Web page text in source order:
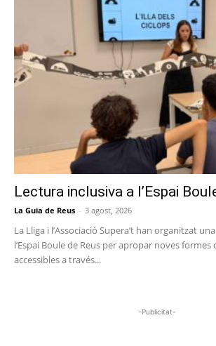
Lectura inclusiva a l’Espai
La Guia de Reus - 3 agost, 2026
La Lliga i l’Associació Supera’t han organitzat
l’Espai Boule de Reus per apropar noves formes
accessibles a través...
-Publicitat-